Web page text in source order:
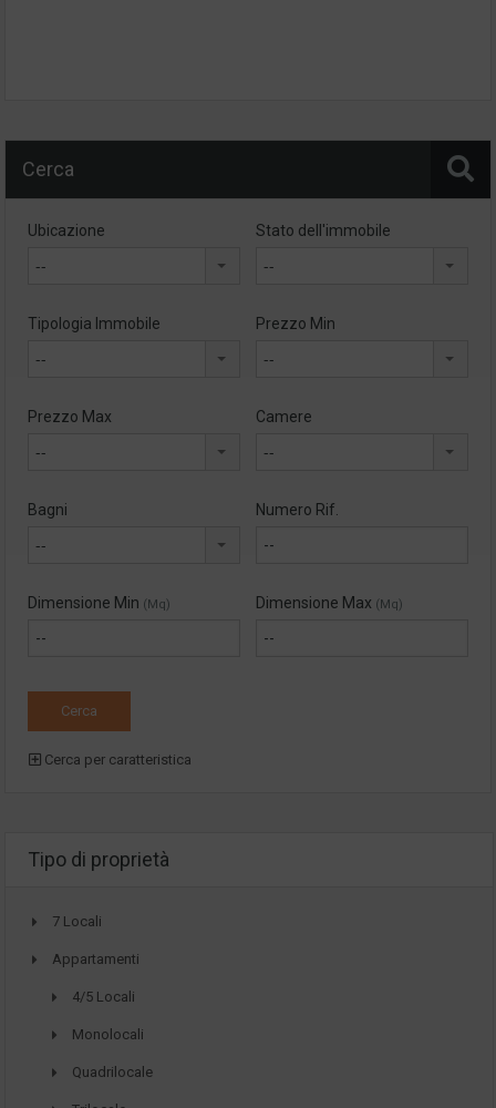
Cerca
Ubicazione
--
Stato dell'immobile
--
Tipologia Immobile
--
Prezzo Min
--
Prezzo Max
--
Camere
--
Bagni
--
Numero Rif.
Dimensione Min (Mq) Dimensione Max (Mq)
Cerca per caratteristica
Tipo di proprietà
7 Locali
Appartamenti
4/5 Locali
Monolocali
Quadrilocale